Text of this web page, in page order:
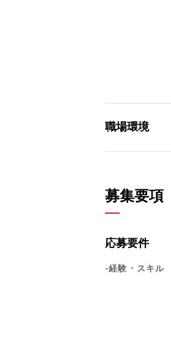
職場環境
募集要項
応募要件
-経験・スキル